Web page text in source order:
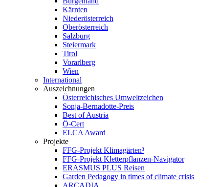
Kärnten
Niederösterreich
Oberösterreich
Salzburg
Steiermark
Tirol
Vorarlberg
Wien
International
Auszeichnungen
Österreichisches Umweltzeichen
Sonja-Bernadotte-Preis
Best of Austria
Ö-Cert
ELCA Award
Projekte
FFG-Projekt Klimagärten³
FFG-Projekt Kletterpflanzen-Navigator
ERASMUS PLUS Reisen
Garden Pedagogy in times of climate crisis
ARCADIA